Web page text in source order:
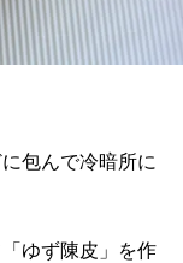
包んで冷暗所に
ゆず陳皮」を作